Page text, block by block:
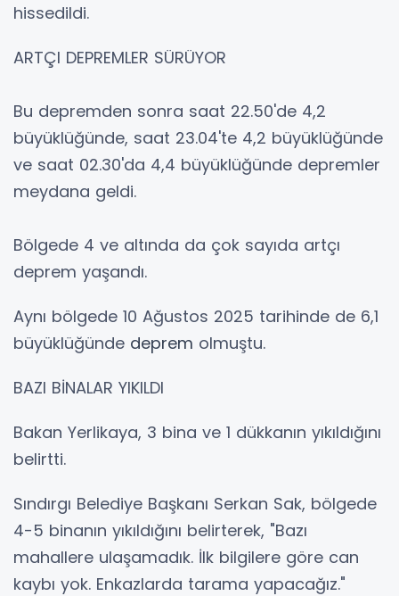
hissedildi.
ARTÇI DEPREMLER SÜRÜYOR
Bu depremden sonra saat 22.50'de 4,2
büyüklüğünde, saat 23.04'te 4,2 büyüklüğünde
ve saat 02.30'da 4,4 büyüklüğünde depremler
meydana geldi.
Bölgede 4 ve altında da çok sayıda artçı
deprem yaşandı.
Aynı bölgede 10 Ağustos 2025 tarihinde de 6,1
büyüklüğünde deprem olmuştu.
BAZI BİNALAR YIKILDI
Bakan Yerlikaya, 3 bina ve 1 dükkanın yıkıldığını
belirtti.
Sındırgı Belediye Başkanı Serkan Sak, bölgede
4-5 binanın yıkıldığını belirterek, "Bazı
mahallere ulaşamadık. İlk bilgilere göre can
kaybı yok. Enkazlarda tarama yapacağız."